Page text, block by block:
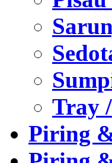
Tray
Piring